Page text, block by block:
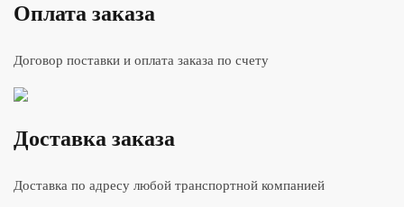
Оплата заказа
Договор поставки и оплата заказа по счету
Доставка заказа
Доставка по адресу любой транспортной компанией